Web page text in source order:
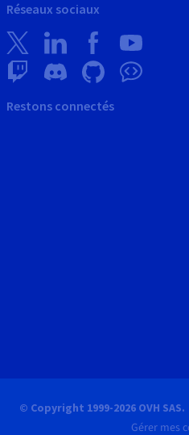
Réseaux sociaux
Restons connectés
© Copyright 1999-2026 OVH SAS.
Gérer mes